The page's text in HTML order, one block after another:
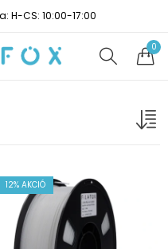
H-CS: 10:00-17:00
0
12% AKCIÓ